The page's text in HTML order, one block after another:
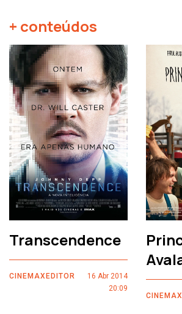
+ conteúdos
Transcendence
CINEMAXEDITOR
16 Abr 2014
20:09